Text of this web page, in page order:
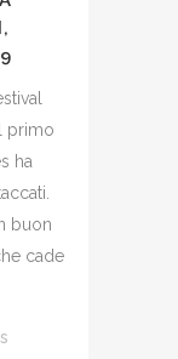
primo
ha
buon
cade